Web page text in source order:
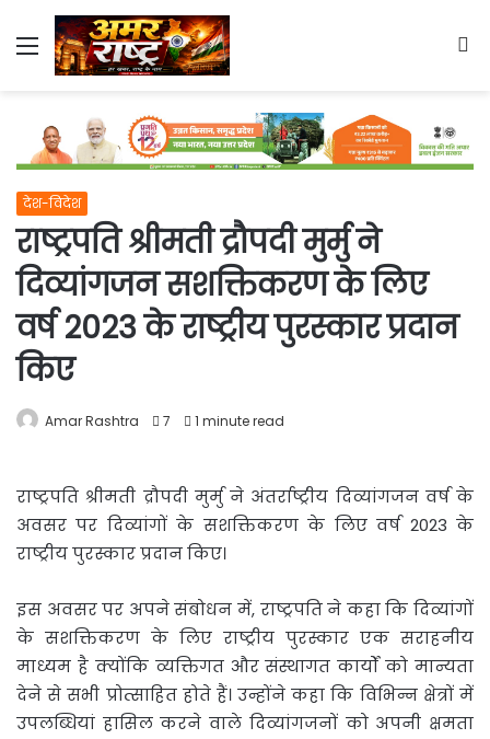
Menu
देश-विदेश
राष्ट्रपति श्रीमती द्रौपदी मुर्मु ने
दिव्यांगजन सशक्तिकरण के लिए
वर्ष 2023 के राष्ट्रीय पुरस्कार प्रदान
किए
Amar Rashtra 7 1 minute read
राष्ट्रपति श्रीमती द्रौपदी मुर्मु ने अंतर्राष्ट्रीय दिव्यांगजन वर्ष के
अवसर पर दिव्यांगों के सशक्तिकरण के लिए वर्ष 2023 के
राष्ट्रीय पुरस्कार प्रदान किए।
इस अवसर पर अपने संबोधन में, राष्ट्रपति ने कहा कि दिव्यांगों
के सशक्तिकरण के लिए राष्ट्रीय पुरस्कार एक सराहनीय
माध्यम है क्योंकि व्यक्तिगत और संस्थागत कार्यों को मान्यता
देने से सभी प्रोत्साहित होते हैं। उन्होंने कहा कि विभिन्न क्षेत्रों में
उपलब्धियां हासिल करने वाले दिव्यांगजनों को अपनी क्षमता